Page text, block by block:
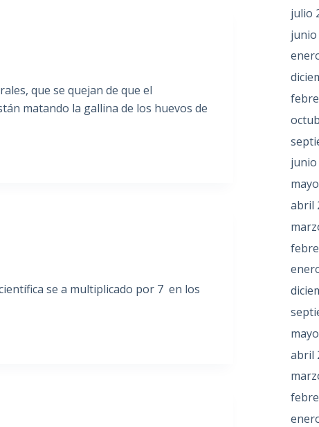
que se quejan de que el
matando la gallina de los huevos de
se a multiplicado por 7 en los
julio
junio
junio
abril
abril